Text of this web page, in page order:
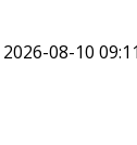
2026-08-10